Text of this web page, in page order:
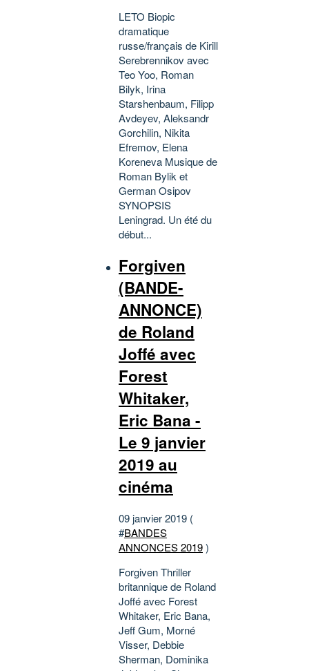
LETO Biopic
dramatique
russe/français de Kirill
Serebrennikov avec
Teo Yoo, Roman
Bilyk, Irina
Starshenbaum, Filipp
Avdeyev, Aleksandr
Gorchilin, Nikita
Efremov, Elena
Koreneva Musique de
Roman Bylik et
German Osipov
SYNOPSIS
Leningrad. Un été du
début...
Forgiven
(BANDE-
ANNONCE)
de Roland
Joffé avec
Forest
Whitaker,
Eric Bana -
Le 9 janvier
2019 au
cinéma
09 janvier 2019 (
#BANDES
ANNONCES 2019)
Forgiven Thriller
britannique de Roland
Joffé avec Forest
Whitaker, Eric Bana,
Jeff Gum, Morné
Visser, Debbie
Sherman, Dominika